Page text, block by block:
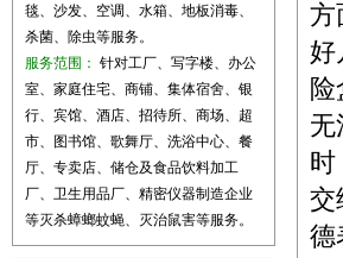
毯、沙发、空调、水箱、地板消毒、
杀菌、除虫等服务。
服务范围： 针对工厂、写字楼、办公
室、家庭住宅、商铺、集体宿舍、银
行、宾馆、酒店、招待所、商场、超
市、图书馆、歌舞厅、洗浴中心、餐
厅、专卖店、储仓及食品饮料加工
厂、卫生用品厂、精密仪器制造企业
等灭杀蟑螂蚊蝇、灭治鼠害等服务。
方
好
无
时
交
德